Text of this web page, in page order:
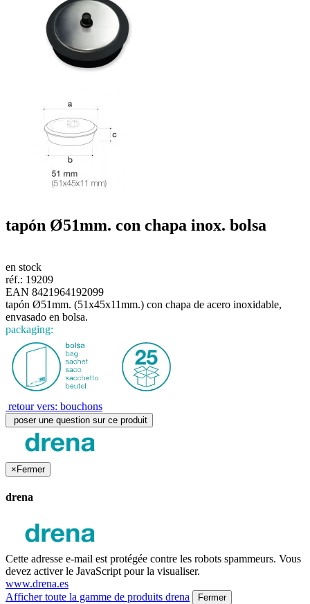
tapón Ø51mm. con chapa inox. bolsa
en stock
réf.: 19209
EAN 8421964192099
tapón Ø51mm. (51x45x11mm.) con chapa de acero inoxidable,
envasado en bolsa.
packaging:
retour vers: bouchons
poser une question sur ce produit
× Fermer
drena
Cette adresse e-mail est protégée contre les robots spammeurs. Vous
devez activer le JavaScript pour la visualiser.
www.drena.es
Afficher toute la gamme de produits drena
Fermer